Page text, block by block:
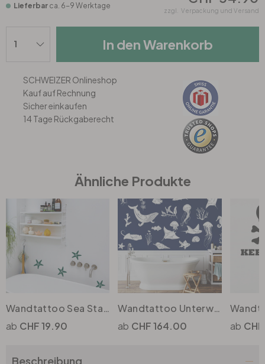
Eingangsbereich
Lieferbar ca. 6-9 Werktage
zzgl. Verpackung und Versand
In den Warenkorb
SCHWEIZER Onlineshop
Kauf auf Rechnung
Sicher einkaufen
14 Tage Rückgaberecht
Ähnliche Produkte
Wandtattoo Sea Stars
CHF 19.90
Wandtattoo Unterwasserparadies Set (40-teilig)
CHF 164.00
Beschreibung